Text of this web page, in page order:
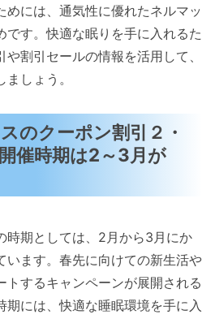
めには、通気性に優れたネルマッ
です。快適な眠りを手に入れるた
割引セールの情報を活用して、
しょう。
のクーポン割引２・
催時期は2～3月が
時期としては、2月から3月にか
います。春先に向けての新生活や
トするキャンペーンが展開される
期には、快適な睡眠環境を手に入